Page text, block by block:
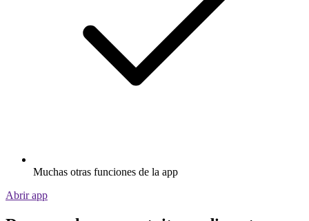
Muchas otras funciones de la app
Abrir app